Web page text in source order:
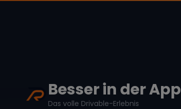
Besser in der App
Das volle Drivable-Erlebnis